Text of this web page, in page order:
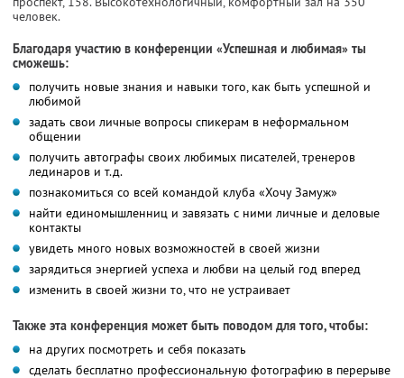
человек.
Благодаря участию в конференции «Успешная и любимая» ты
сможешь:
получить новые знания и навыки того, как быть успешной и
любимой
задать свои личные вопросы спикерам в неформальном
общении
получить автографы своих любимых писателей, тренеров
лединаров и т.д.
познакомиться со всей командой клуба «Хочу Замуж»
найти единомышленниц и завязать с ними личные и деловые
контакты
увидеть много новых возможностей в своей жизни
зарядиться энергией успеха и любви на целый год вперед
изменить в своей жизни то, что не устраивает
Также эта конференция может быть поводом для того, чтобы:
на других посмотреть и себя показать
сделать бесплатно профессиональную фотографию в перерыве